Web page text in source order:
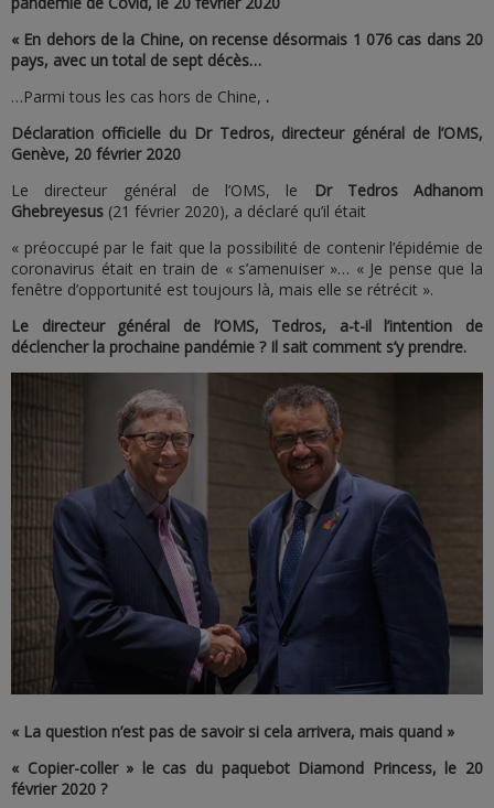
« En dehors de la Chine, on recense désormais 1 076 cas dans 20
pays, avec un total de sept décès…
…Parmi tous les cas hors de Chine, .
Déclaration officielle du Dr Tedros, directeur général de l’OMS,
Genève, 20 février 2020
Le directeur général de l’OMS, le
Dr Tedros Adhanom
Ghebreyesus (21 février 2020), a déclaré qu’il était
« préoccupé par le fait que la possibilité de contenir l’épidémie de
coronavirus était en train de « s’amenuiser »… « Je pense que la
fenêtre d’opportunité est toujours là, mais elle se rétrécit ».
Le directeur général de l’OMS, Tedros, a-t-il l’intention de
déclencher la prochaine pandémie ? Il sait comment s’y prendre.
« La question n’est pas de savoir si cela arrivera, mais quand »
« Copier-coller » le cas du paquebot Diamond Princess, le 20
février 2020 ?